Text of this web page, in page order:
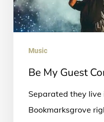
Music
Be My Guest
Separated they live
Bookmarksgrove